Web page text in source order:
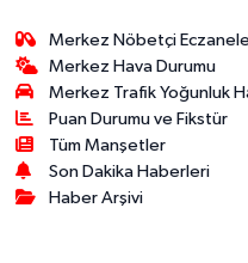
Merkez Nöbetçi
Merkez Hava Durumu
Merkez Trafik Yoğunluk
Puan Durumu ve Fikstür
Tüm Manşetler
Son Dakika Haberleri
Haber Arşivi